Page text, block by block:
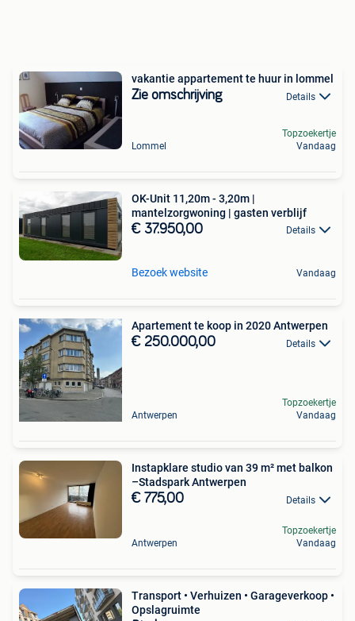
vakantie appartement te huur in lommel
Zie omschrijving Details
Lommel
Topzoekertje
Vandaag
OK-Unit 11,20m - 3,20m |
mantelzorgwoning | gasten verblijf
€ 37.950,00 Details
Bezoek website Vandaag
Apartement te koop in 2020 Antwerpen
€ 250.000,00 Details
Antwerpen
Topzoekertje
Vandaag
Instapklare studio van 39 m² met balkon
–Stadspark Antwerpen
€ 775,00 Details
Antwerpen
Topzoekertje
Vandaag
Transport • Verhuizen • Garageverkoop •
Opslagruimte